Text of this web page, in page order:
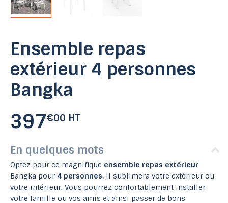
Ensemble repas
extérieur 4 personnes
Bangka
397€00 HT
En quelques mots
Optez pour ce magnifique ensemble repas extérieur
Bangka pour 4 personnes, il sublimera votre extérieur ou
votre intérieur. Vous pourrez confortablement installer
votre famille ou vos amis et ainsi passer de bons